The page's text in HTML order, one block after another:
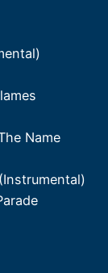
Name